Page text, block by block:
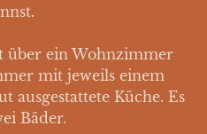
über ein Wohnzimmer
mit jeweils einem
ausgestattete Küche. Es
Bäder.